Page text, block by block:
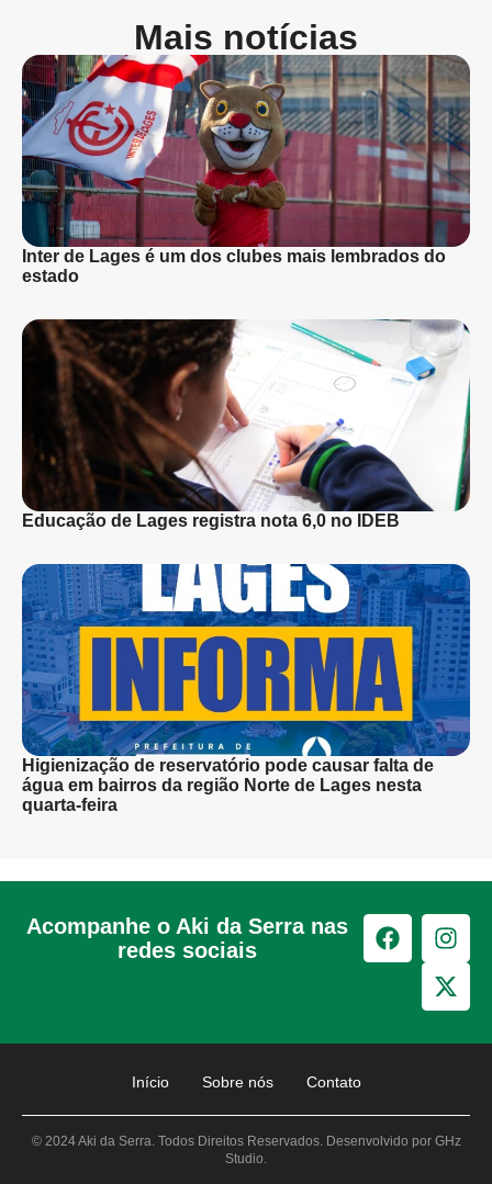
Mais notícias
Inter de Lages é um dos clubes mais lembrados do
estado
Educação de Lages registra nota 6,0 no IDEB
Higienização de reservatório pode causar falta de
água em bairros da região Norte de Lages nesta
quarta-feira
Acompanhe o Aki da Serra nas
redes sociais
Início Sobre nós Contato
© 2024 Aki da Serra. Todos Direitos Reservados. Desenvolvido por GHz
Studio.